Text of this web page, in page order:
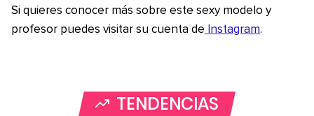
Si quieres conocer más sobre este sexy modelo y
profesor puedes visitar su cuenta de Instagram.
TENDENCIAS